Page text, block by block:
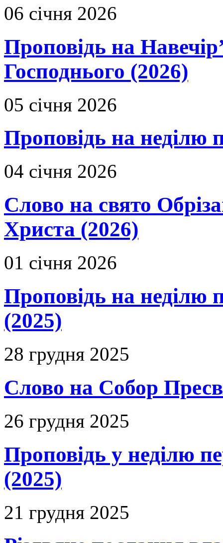
06 січня 2026
Проповідь на
Господнього (2026)
05 січня 2026
Проповідь на неділю
04 січня 2026
Слово на свято
Христа (2026)
01 січня 2026
Проповідь на неділю
(2025)
28 грудня 2025
Слово на Собор
26 грудня 2025
Проповідь у неділю
(2025)
21 грудня 2025